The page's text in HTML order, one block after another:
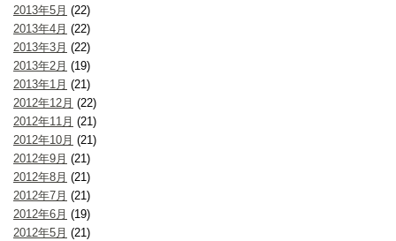
2013年5月 (22)
2013年4月 (22)
2013年3月 (22)
2013年2月 (19)
2013年1月 (21)
2012年12月 (22)
2012年11月 (21)
2012年10月 (21)
2012年9月 (21)
2012年8月 (21)
2012年7月 (21)
2012年6月 (19)
2012年5月 (21)